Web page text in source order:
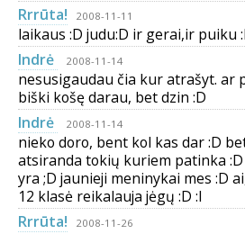
Rrrūta!
2008-11-11
laikaus :D judu:D ir gerai,ir puiku
Indrė
2008-11-14
nesusigaudau čia kur atrašyt. ar
biški košę darau, bet dzin :D
Indrė
2008-11-14
nieko doro, bent kol kas dar :D
atsiranda tokių kuriem patinka
yra ;D jaunieji meninykai mes :D
12 klasė reikalauja jėgų :D :l
Rrrūta!
2008-11-26